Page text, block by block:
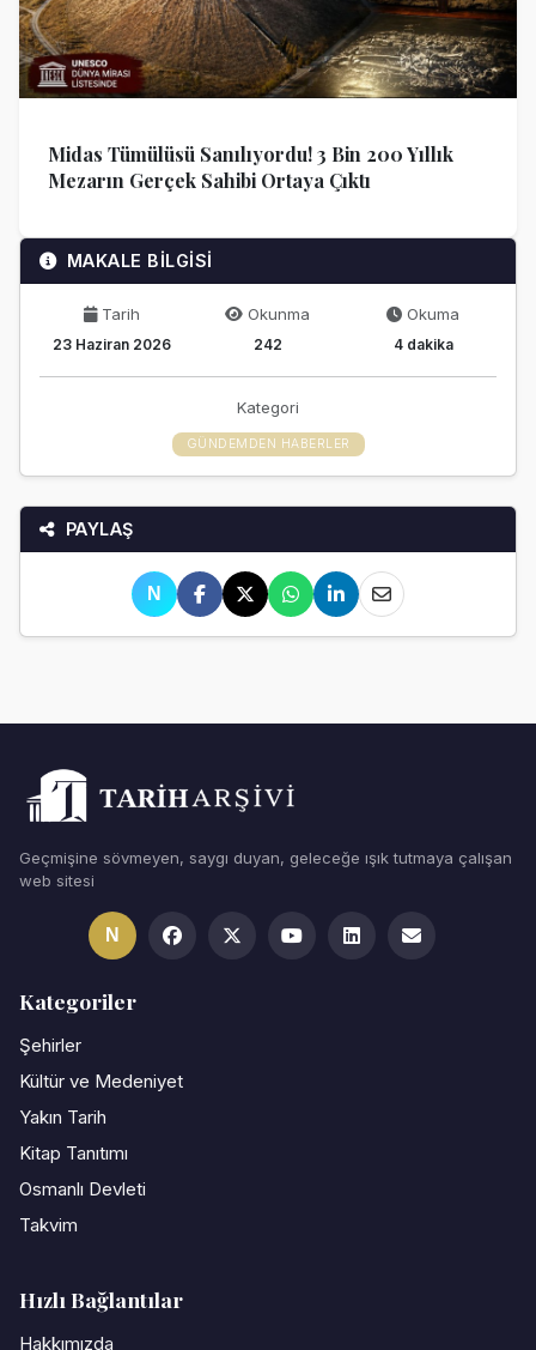
Midas Tümülüsü Sanılıyordu! 3 Bin 200 Yıllık
Mezarın Gerçek Sahibi Ortaya Çıktı
MAKALE BİLGİSİ
Tarih
23 Haziran 2026
Okunma
242
Okuma
4 dakika
Kategori
GÜNDEMDEN HABERLER
PAYLAŞ
N
Geçmişine sövmeyen, saygı duyan, geleceğe ışık tutmaya çalışan
web sitesi
N
Kategoriler
Şehirler
Kültür ve Medeniyet
Yakın Tarih
Kitap Tanıtımı
Osmanlı Devleti
Takvim
Hızlı Bağlantılar
Hakkımızda